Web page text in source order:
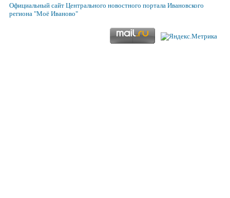
Официальный сайт Центрального новостного портала Ивановского
региона "Моё Иваново"